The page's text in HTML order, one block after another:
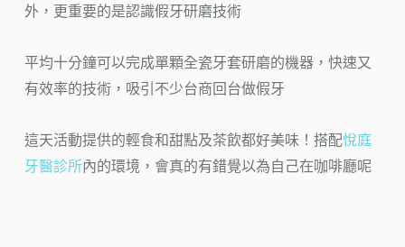
外，更重要的是認識假牙研磨技術
平均十分鐘可以完成單顆全瓷牙套研磨的機器，快速又
有效率的技術，吸引不少台商回台做假牙
這天活動提供的輕食和甜點及茶飲都好美味！搭配悅庭
牙醫診所內的環境，會真的有錯覺以為自己在咖啡廳呢